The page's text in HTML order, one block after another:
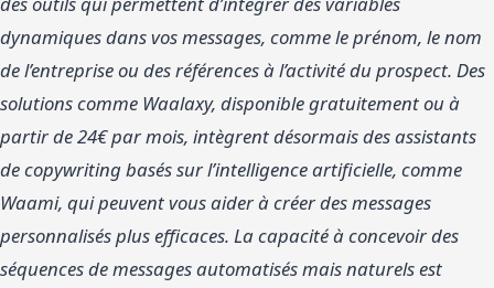
dynamiques dans vos messages, comme le prénom, le nom
de l’entreprise ou des références à l’activité du prospect. Des
solutions comme Waalaxy, disponible gratuitement ou à
partir de 24€ par mois, intègrent désormais des assistants
de copywriting basés sur l’intelligence artificielle, comme
Waami, qui peuvent vous aider à créer des messages
personnalisés plus efficaces. La capacité à concevoir des
séquences de messages automatisés mais naturels est